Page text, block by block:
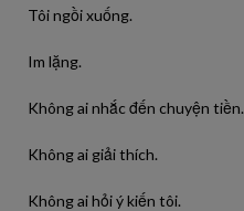
Tôi ngồi xuống.
Im lặng.
Không ai nhắc đến chuyện tiền.
Không ai giải thích.
Không ai hỏi ý kiến tôi.